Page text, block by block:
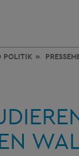
POLITIK